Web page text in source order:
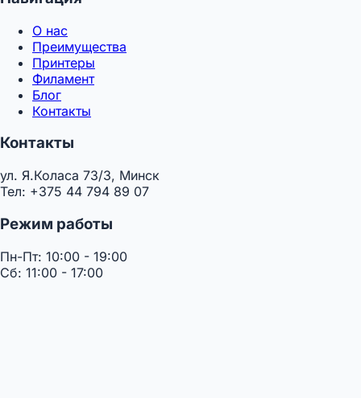
О нас
Преимущества
Принтеры
Филамент
Блог
Контакты
Контакты
ул. Я.Коласа 73/3, Минск
Тел: +375 44 794 89 07
Режим работы
Пн-Пт: 10:00 - 19:00
Сб: 11:00 - 17:00